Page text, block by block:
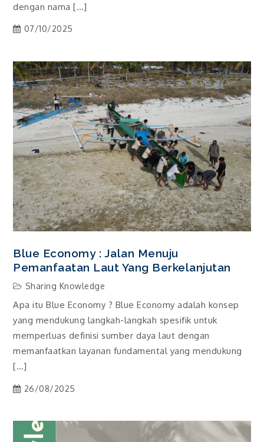
dengan nama […]
07/10/2025
Blue Economy : Jalan Menuju
Pemanfaatan Laut Yang Berkelanjutan
Sharing Knowledge
Apa itu Blue Economy ? Blue Economy adalah konsep
yang mendukung langkah-langkah spesifik untuk
memperluas definisi sumber daya laut dengan
memanfaatkan layanan fundamental yang mendukung
[…]
26/08/2025